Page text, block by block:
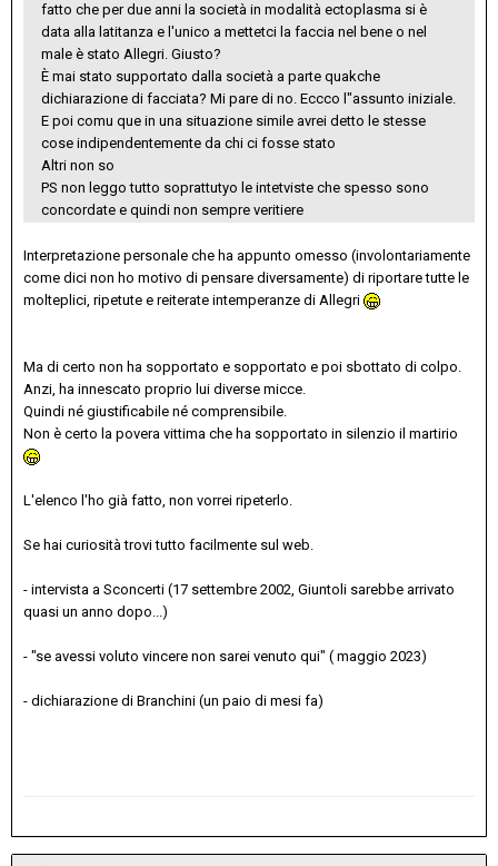
fatto che per due anni la società in modalità ectoplasma si è
data alla latitanza e l'unico a mettetci la faccia nel bene o nel
male è stato Allegri. Giusto?
È mai stato supportato dalla società a parte quakche
dichiarazione di facciata? Mi pare di no. Eccco l"assunto iniziale.
E poi comu que in una situazione simile avrei detto le stesse
cose indipendentemente da chi ci fosse stato
Altri non so
PS non leggo tutto soprattutyo le intetviste che spesso sono
concordate e quindi non sempre veritiere
Interpretazione personale che ha appunto omesso (involontariamente
come dici non ho motivo di pensare diversamente) di riportare tutte le
molteplici, ripetute e reiterate intemperanze di Allegri
Ma di certo non ha sopportato e sopportato e poi sbottato di colpo.
Anzi, ha innescato proprio lui diverse micce.
Quindi né giustificabile né comprensibile.
Non è certo la povera vittima che ha sopportato in silenzio il martirio
L'elenco l'ho già fatto, non vorrei ripeterlo.
Se hai curiosità trovi tutto facilmente sul web.
- intervista a Sconcerti (17 settembre 2002, Giuntoli sarebbe arrivato
quasi un anno dopo...)
- "se avessi voluto vincere non sarei venuto qui" ( maggio 2023)
- dichiarazione di Branchini (un paio di mesi fa)